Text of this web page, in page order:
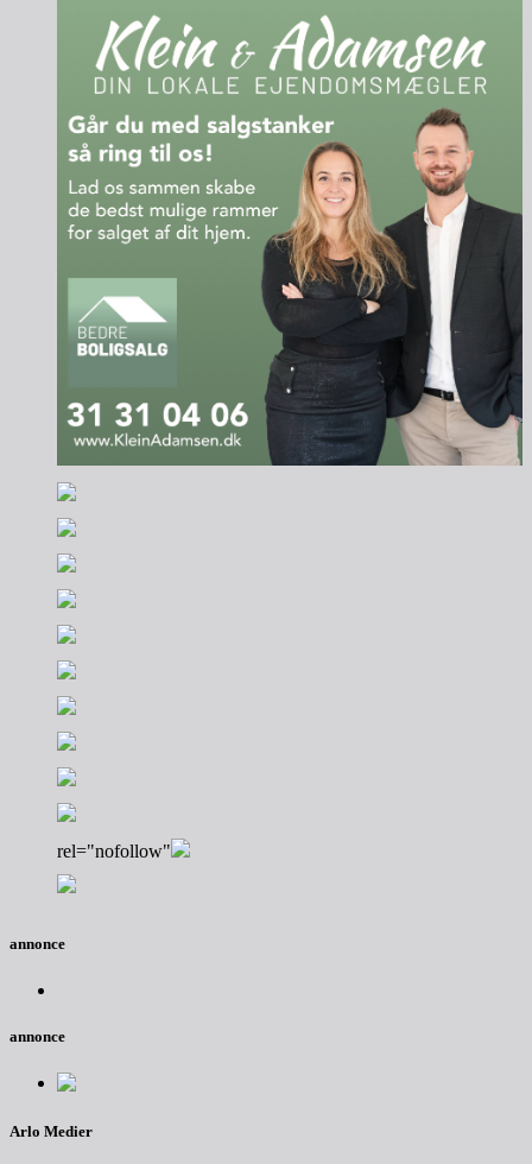
rel="nofollow"
annonce
annonce
Arlo Medier